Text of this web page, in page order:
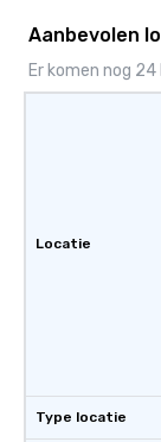
Aanbevolen
Er komen nog
Locatie
Type locatie